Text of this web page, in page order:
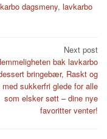
dagsmeny, lavkarbo
Next post
bak lavkarbo
bringebær, Raskt og
sukkerfri glede for alle
som elsker søtt – dine nye
favoritter venter!